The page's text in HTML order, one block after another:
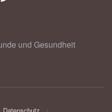
und Gesundheit
Datenschutz